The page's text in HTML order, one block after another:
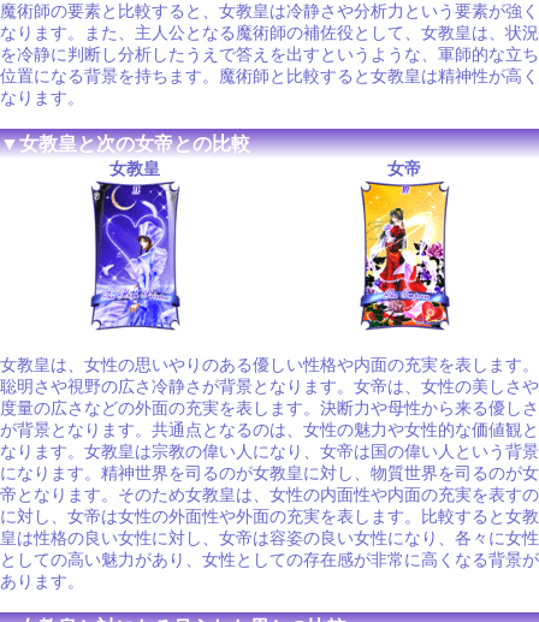
魔術師の要素と比較すると、女教皇は冷静さや分析力という要素が強く
なります。また、主人公となる魔術師の補佐役として、女教皇は、状況
を冷静に判断し分析したうえで答えを出すというような、軍師的な立ち
位置になる背景を持ちます。魔術師と比較すると女教皇は精神性が高く
なります。
▼女教皇と次の女帝との比較
女教皇 女帝
女教皇は、女性の思いやりのある優しい性格や内面の充実を表します。
聡明さや視野の広さ冷静さが背景となります。女帝は、女性の美しさや
度量の広さなどの外面の充実を表します。決断力や母性から来る優しさ
が背景となります。共通点となるのは、女性の魅力や女性的な価値観と
なります。女教皇は宗教の偉い人になり、女帝は国の偉い人という背景
になります。精神世界を司るのが女教皇に対し、物質世界を司るのが女
帝となります。そのため女教皇は、女性の内面性や内面の充実を表すの
に対し、女帝は女性の外面性や外面の充実を表します。比較すると女教
皇は性格の良い女性に対し、女帝は容姿の良い女性になり、各々に女性
としての高い魅力があり、女性としての存在感が非常に高くなる背景が
あります。